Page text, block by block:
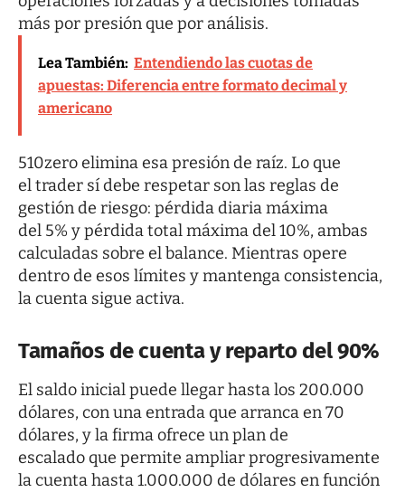
más por presión que por análisis.
Lea También: Entendiendo las cuotas de
apuestas: Diferencia entre formato decimal y
americano
510zero elimina esa presión de raíz. Lo que
el trader sí debe respetar son las reglas de
gestión de riesgo: pérdida diaria máxima
del 5% y pérdida total máxima del 10%, ambas
calculadas sobre el balance. Mientras opere
dentro de esos límites y mantenga consistencia,
la cuenta sigue activa.
Tamaños de cuenta y reparto del 90%
El saldo inicial puede llegar hasta los 200.000
dólares, con una entrada que arranca en 70
dólares, y la firma ofrece un plan de
escalado que permite ampliar progresivamente
la cuenta hasta 1.000.000 de dólares en función